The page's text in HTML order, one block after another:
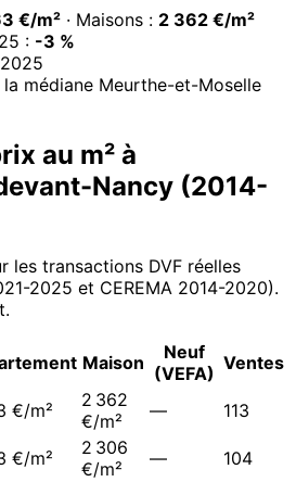
€/m² · Maisons : 2 362 €/m²
: -3 %
médiane Meurthe-et-Moselle
au m² à
Nancy (2014-
les transactions DVF réelles
2025 et CEREMA 2014-2020).
Maison
Neuf
(VEFA) Ventes
€/m²
2 362
€/m²
— 113
€/m²
2 306
€/m²
— 104